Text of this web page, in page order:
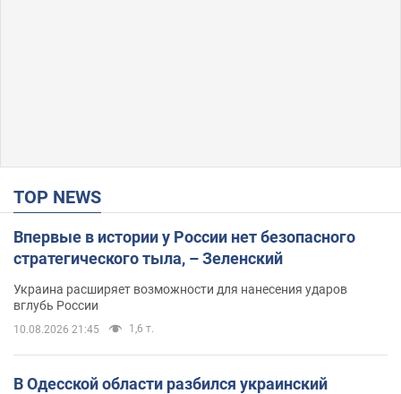
TOP NEWS
Впервые в истории у России нет безопасного
стратегического тыла, – Зеленский
Украина расширяет возможности для нанесения ударов
вглубь России
10.08.2026 21:45 1,6 т.
В Одесской области разбился украинский